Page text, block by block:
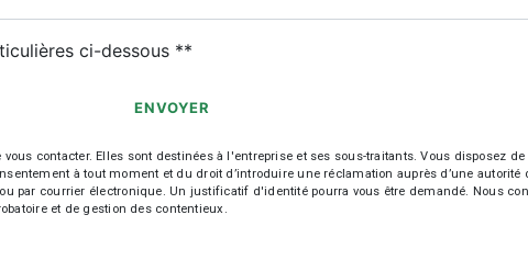
ci-dessous **
ENVOYER
contacter. Elles sont destinées à l'entreprise et ses sous-traitants. Vous disposez de
à tout moment et du droit d’introduire une réclamation auprès d’une
par courrier électronique. Un justificatif d'identité pourra vous être demandé. Nous
et de gestion des contentieux.